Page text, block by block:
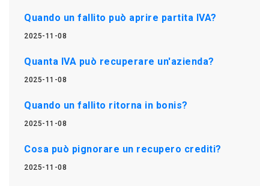
Quando un fallito può aprire partita IVA?
2025-11-08
Quanta IVA può recuperare un'azienda?
2025-11-08
Quando un fallito ritorna in bonis?
2025-11-08
Cosa può pignorare un recupero crediti?
2025-11-08